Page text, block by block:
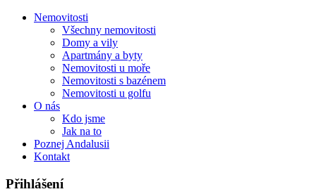
Nemovitosti
Všechny nemovitosti
Domy a vily
Apartmány a byty
Nemovitosti u moře
Nemovitosti s bazénem
Nemovitosti u golfu
O nás
Kdo jsme
Jak na to
Poznej Andalusii
Kontakt
Přihlášení